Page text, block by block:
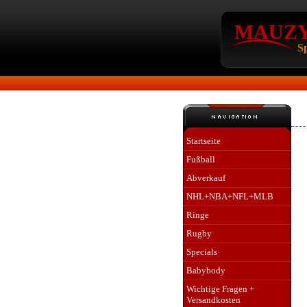
Startseite
Fußball
Abverkauf
NHL+NBA+NFL+MLB
Ringe
Rugby
Specials
Babybody
Wichtige Fragen +
Versandkosten